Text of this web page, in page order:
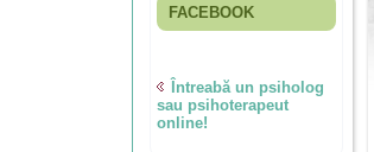
FACEBOOK
Întreabă un psiholog
sau psihoterapeut
online!